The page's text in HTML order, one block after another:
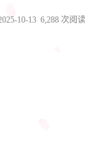
10-13 6,288 次阅读